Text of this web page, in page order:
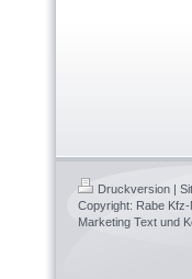
Druckversion |
Copyright: Rabe
Marketing Text und